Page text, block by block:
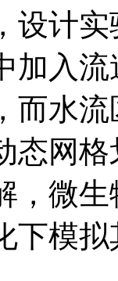
设计
加入
而水
网格
，微
下模